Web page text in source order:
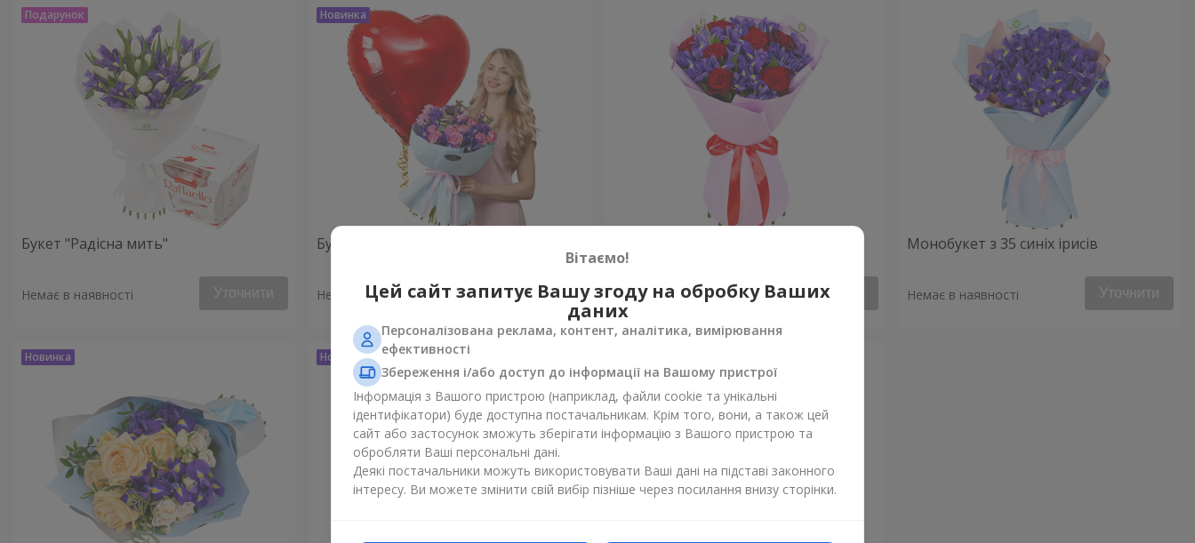
Букет "Радісна мить"
Немає в наявності Уточнити
Букет "Ключ до серця" з кулею
Немає в наявності Уточнити Немає в наявності Уточнити
Монобукет з 35 синіх ірисів
Немає в наявності Уточнити
Вітаємо!
Цей сайт запитує Вашу згоду на обробку Ваших
даних
Персоналізована реклама, контент, аналітика, вимірювання
ефективності
Збереження і/або доступ до інформації на Вашому пристрої
Інформація з Вашого пристрою (наприклад, файли cookie та унікальні
ідентифікатори) буде доступна постачальникам. Крім того, вони, а також цей
сайт або застосунок зможуть зберігати інформацію з Вашого пристрою та
обробляти Ваші персональні дані.
Деякі постачальники можуть використовувати Ваші дані на підставі законного
інтересу. Ви можете змінити свій вибір пізніше через посилання внизу сторінки.